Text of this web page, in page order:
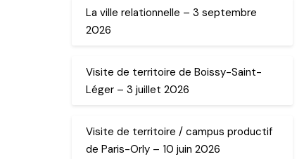
La ville relationnelle – 3 septembre
2026
Visite de territoire de Boissy-Saint-
Léger – 3 juillet 2026
Visite de territoire / campus productif
de Paris-Orly – 10 juin 2026